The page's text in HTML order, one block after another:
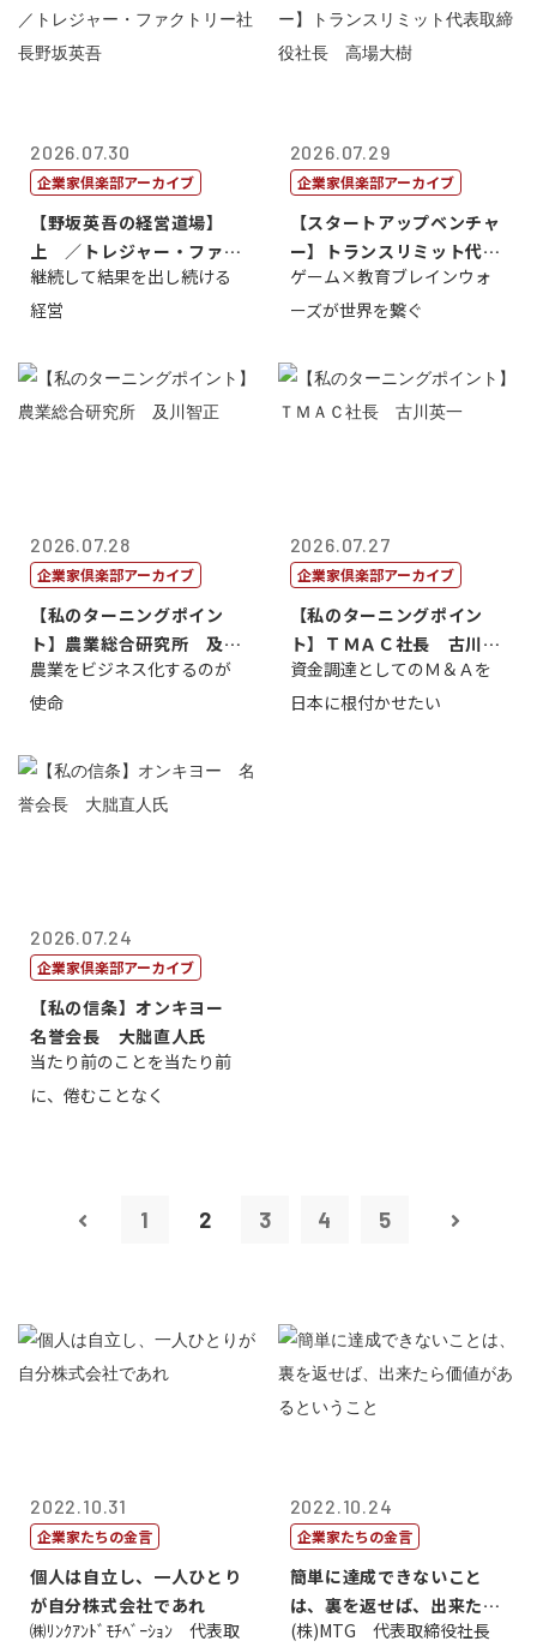
2026.07.30
企業家倶楽部アーカイブ
【野坂英吾の経営道場】
上 ／トレジャー・ファク
トリー社長野坂...
継続して結果を出し続ける
経営
2026.07.29
企業家倶楽部アーカイブ
【スタートアップベンチャ
ー】トランスリミット代表
取締役社長 ...
ゲーム×教育ブレインウォ
ーズが世界を繋ぐ
2026.07.28
企業家倶楽部アーカイブ
【私のターニングポイン
ト】農業総合研究所 及川
智正
農業をビジネス化するのが
使命
2026.07.27
企業家倶楽部アーカイブ
【私のターニングポイン
ト】ＴＭＡＣ社長 古川英
一
資金調達としてのＭ＆Ａを
日本に根付かせたい
2026.07.24
企業家倶楽部アーカイブ
【私の信条】オンキヨー
名誉会長 大朏直人氏
当たり前のことを当たり前
に、倦むことなく
1 2 3 4 5
2022.10.31
企業家たちの金言
個人は自立し、一人ひとり
が自分株式会社であれ
㈱ﾘﾝｸｱﾝﾄﾞﾓﾁﾍﾞｰｼｮﾝ 代表取
2022.10.24
企業家たちの金言
簡単に達成できないこと
は、裏を返せば、出来たら
価値があるとい...
(株)MTG 代表取締役社長